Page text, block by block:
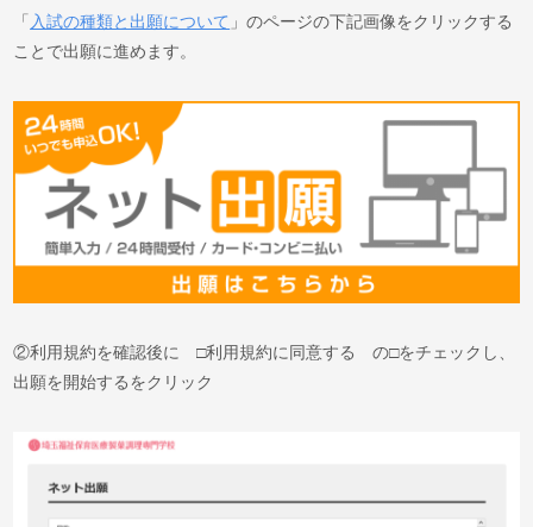
「 入試の種類と出願について 」のページの下記画像をクリックする
ことで出願に進めます。
②利用規約を確認後に □利用規約に同意する の□をチェックし、
出願を開始するをクリック